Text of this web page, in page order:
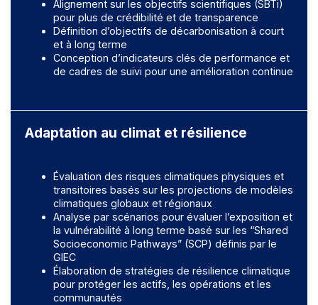
Alignement sur les objectifs scientifiques (SBTi)
pour plus de crédibilité et de transparence
Définition d’objectifs de décarbonisation à court
et à long terme
Conception d’indicateurs clés de performance et
de cadres de suivi pour une amélioration continue
Adaptation au climat et résilience
Évaluation des risques climatiques physiques et
transitoires basés sur les projections de modèles
climatiques globaux et régionaux
Analyse par scénarios pour évaluer l’exposition et
la vulnérabilité à long terme basé sur les “Shared
Socioeconomic Pathways” (SCP) définis par le
GIEC
Élaboration de stratégies de résilience climatique
pour protéger les actifs, les opérations et les
communautés